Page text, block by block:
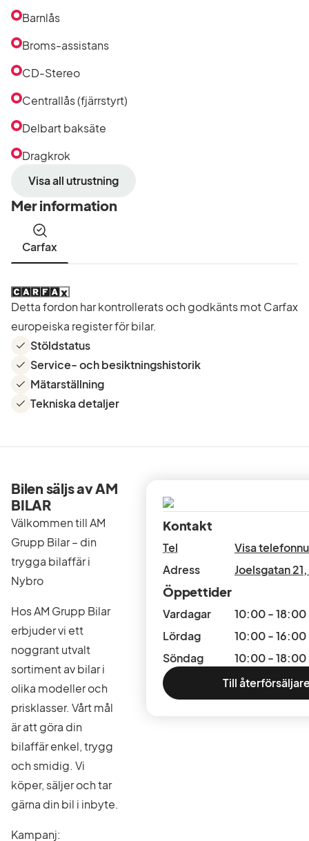
Barnlås
Broms-assistans
CD-Stereo
Centrallås (fjärrstyrt)
Delbart baksäte
Dragkrok
Visa all utrustning
Mer information
Carfax
Detta fordon har kontrollerats och godkänts mot Carfax
europeiska register för bilar.
Stöldstatus
Service- och besiktningshistorik
Mätarställning
Tekniska detaljer
Bilen säljs av AM
BILAR
Välkommen till AM
Grupp Bilar – din
trygga bilaffär i
Nybro
Hos AM Grupp Bilar
erbjuder vi ett
noggrant utvalt
sortiment av bilar i
olika modeller och
prisklasser. Vårt mål
är att göra din
bilaffär enkel, trygg
och smidig. Vi
köper, säljer och tar
gärna din bil i inbyte.
Kampanj:
Kontakt
Tel
Visa
Adress
Joelsgatan 21,
Öppettider
Vardagar
10:00 - 18:00
Lördag
10:00 - 16:00
Söndag
10:00 - 18:00
Till